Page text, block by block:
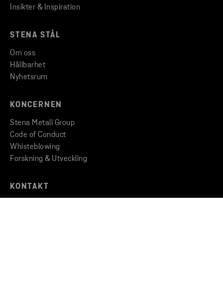
Insikter & Inspiration
STENA STÅL
Om oss
Hållbarhet
Nyhetsrum
KONCERNEN
Stena Metall Group
Code of Conduct
Whisteblowing
Forskning & Utveckling
KONTAKT